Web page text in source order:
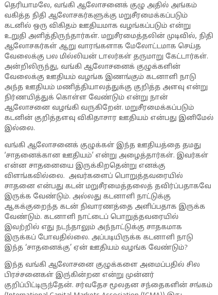
தெரியாமலே, வங்கி ஆலோசனைக் குழு அதில் அங்கம்
வகித்த நிதி ஆலோசகர்களுக்கு மறுசீரமைக்கப்படும்
கடனில் ஒரு விகிதம் ஊதியமாக வழங்கப்படும் என்று
உறுதி அளித்திருந்தார்கள். மறுசீரமைத்தலின் முடிவில், நிதி
ஆலோசகர்கள் ஆறு வாரங்களாக மேலோட்டமாக செய்த
வேலைக்கு பல மில்லியன் டாலர்கள் தருமாறு கேட்டார்கள்.
அன்றிலிருந்து, வங்கி ஆலோசனைக் குழுக்களின்
வேலைக்கு ஊதியம் வழங்க இணங்கும் கடனாளி நாடு
அந்த ஊதியம் மணித்தியாலத்துக்கு குறித்த அளவு என்று
நிர்ணயித்துக் கொள்ள வேண்டும் என்று நான்
ஆலோசனை வழங்கி வருகிறேன். மறுசீரமைக்கப்படும்
கடனின் குறித்தளவு விகிதாசார ஊதியம் என்பது இனிமேல்
இல்லை.
வங்கி ஆலோசனைக் குழுக்கள் இந்த ஊதியத்தை தமது
‘சாதனைக்கான ஊதியம்’ என்று அழைத்தார்கள். இவர்கள்
என்ன சாதனையை இருக்கிறதென்று எனக்கு
விளங்கவில்லை. அவர்களைப் பொறுத்தவரையில்
சாதனை என்பது கடன் மறுசீரமைத்தலைத் தவிர்ப்பதாகவே
இருக்க வேண்டும். அல்லது கடனாளி நாட்டுக்கு
ஆகக்குறைந்த கடன் நிவாரணத்தை அளிப்பதாக இருக்க
வேண்டும். கடனாளி நாட்டைப் பொறுத்தவரையில்
இவற்றில் எது நடந்தாலும் அந்நாட்டுக்கு சாதகமாக
இருக்கப் போவதில்லை. அப்படியிருக்க கடனாளி நாடு
இந்த ‘சாதனைக்கு’ ஏன் ஊதியம் வழங்க வேண்டும்?
இந்த வங்கி ஆலோசனை குழுக்களை அமைப்பதில் சில
பிரச்சனைகள் இரு்கின்றன என்று முன்னர்
குறிப்பிட்டிருந்தேன். சர்வதேச மூலதன சந்தைகளின் சங்கம்